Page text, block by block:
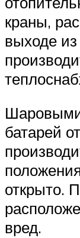
краны,
выходе
Шаровыми
батарей
открыто.
вред.